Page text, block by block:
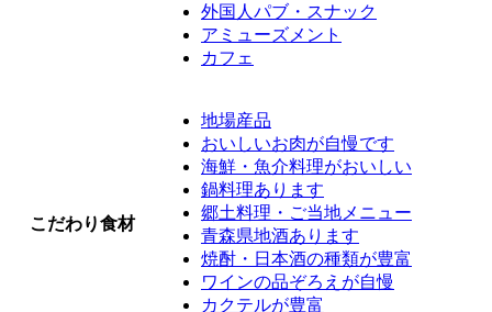
外国人パブ・スナック
アミューズメント
カフェ
こだわり食材
地場産品
おいしいお肉が自慢です
海鮮・魚介料理がおいしい
鍋料理あります
郷土料理・ご当地メニュー
青森県地酒あります
焼酎・日本酒の種類が豊富
ワインの品ぞろえが自慢
カクテルが豊富